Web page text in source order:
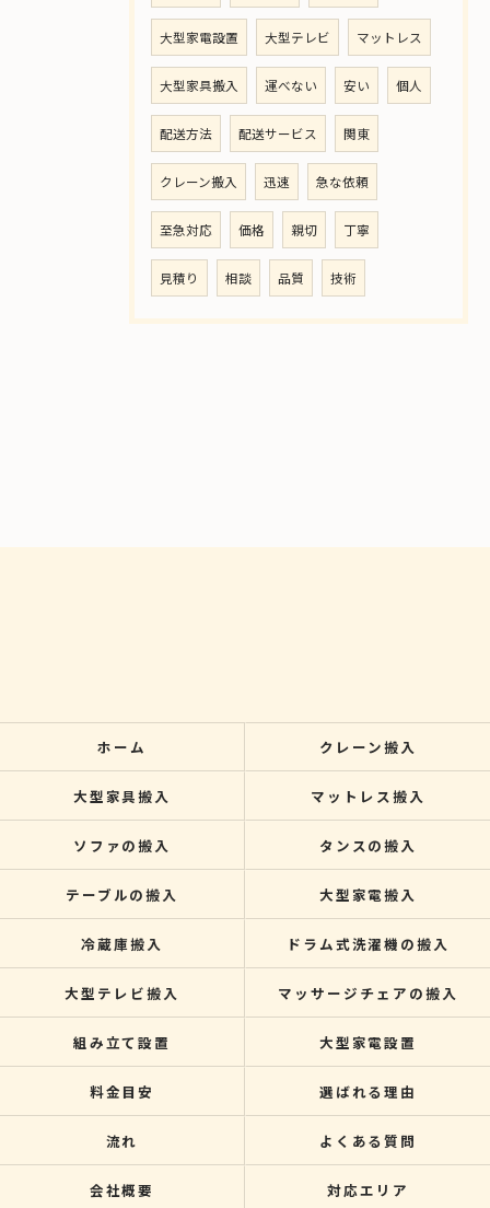
大型家電設置 大型テレビ マットレス
大型家具搬入 運べない 安い 個人
配送方法 配送サービス 関東
クレーン搬入 迅速 急な依頼
至急対応 価格 親切 丁寧
見積り 相談 品質 技術
ホーム クレーン搬入
大型家具搬入 マットレス搬入
ソファの搬入 タンスの搬入
テーブルの搬入 大型家電搬入
冷蔵庫搬入 ドラム式洗濯機の搬入
大型テレビ搬入 マッサージチェアの搬入
組み立て設置 大型家電設置
料金目安 選ばれる理由
流れ よくある質問
会社概要 対応エリア